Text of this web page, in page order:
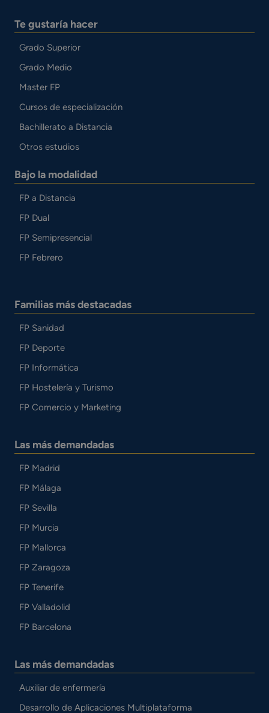
Te gustaría hacer
Grado Superior
Grado Medio
Master FP
Cursos de especialización
Bachillerato a Distancia
Otros estudios
Bajo la modalidad
FP a Distancia
FP Dual
FP Semipresencial
FP Febrero
Familias más destacadas
FP Sanidad
FP Deporte
FP Informática
FP Hostelería y Turismo
FP Comercio y Marketing
Las más demandadas
FP Madrid
FP Málaga
FP Sevilla
FP Murcia
FP Mallorca
FP Zaragoza
FP Tenerife
FP Valladolid
FP Barcelona
Las más demandadas
Auxiliar de enfermería
Desarrollo de Aplicaciones Multiplataforma